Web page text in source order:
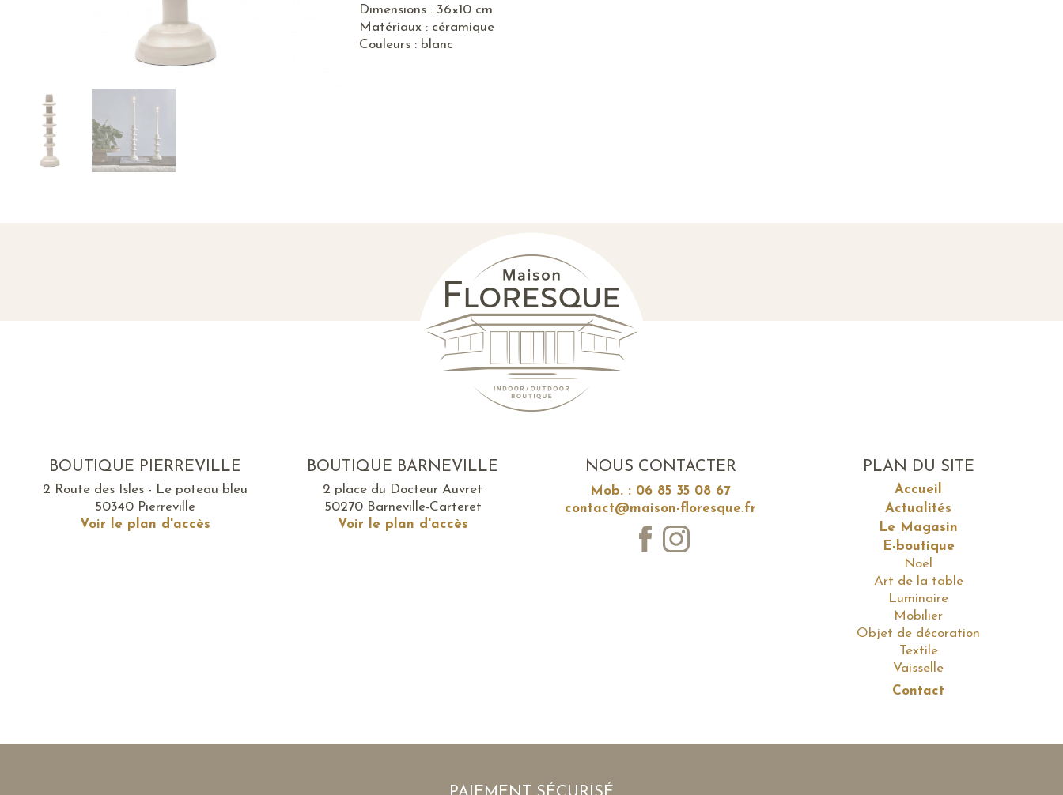
Dimensions : 36×10 cm
Matériaux : céramique
Couleurs : blanc
BOUTIQUE PIERREVILLE
2 Route des Isles - Le poteau bleu
50340 Pierreville
Voir le plan d'accès
BOUTIQUE BARNEVILLE
2 place du Docteur Auvret
50270 Barneville-Carteret
Voir le plan d'accès
NOUS CONTACTER
Mob. : 06 85 35 08 67
contact@maison-floresque.fr
PLAN DU SITE
Accueil
Actualités
Le Magasin
E-boutique
Noël
Art de la table
Luminaire
Mobilier
Objet de décoration
Textile
Vaisselle
Contact